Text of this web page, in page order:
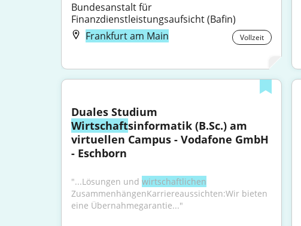
Bundesanstalt für
Finanzdienstleistungsaufsicht (Bafin)
Frankfurt am Main
Vollzeit
Wirtschaftsinformatik (B.Sc.) am
virtuellen Campus - Vodafone GmbH
- Eschborn
"...Lösungen und wirtschaftlichen
ZusammenhängenKarriereaussichten:Wir bieten
eine Übernahmegarantie..."